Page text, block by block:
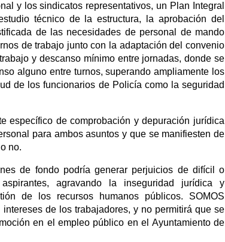
y los sindicatos representativos, un Plan Integral
técnico de la estructura, la aprobación del
de las necesidades de personal de mando
de trabajo junto con la adaptación del convenio
y descanso mínimo entre jornadas, donde se
alguno entre turnos, superando ampliamente los
de los funcionarios de Policía como la seguridad
específico de comprobación y depuración jurídica
para ambos asuntos y que se manifiesten de
no.
de fondo podría generar perjuicios de difícil o
agravando la inseguridad jurídica y
de los recursos humanos públicos. SOMOS
de los trabajadores, y no permitirá que se
en el empleo público en el Ayuntamiento de